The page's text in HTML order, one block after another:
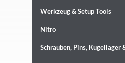
Werkzeug & Setup Tools
Nitro
Schrauben, Pins, Kugellager